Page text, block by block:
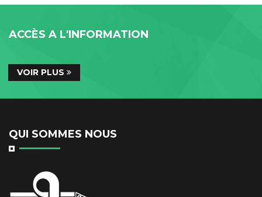
ACCÈS A L'INFORMATION
VOIR PLUS
QUI SOMMES NOUS